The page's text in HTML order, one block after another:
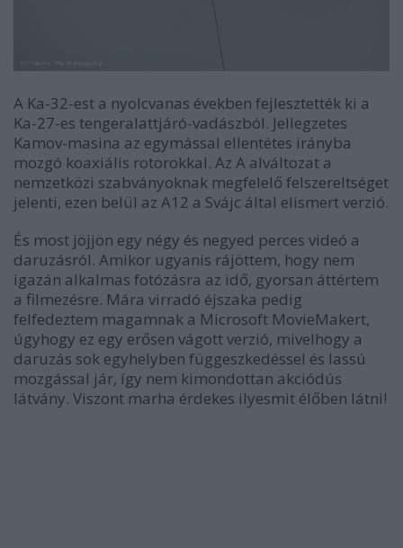
A Ka-32-est a nyolcvanas években fejlesztették ki a
Ka-27-es tengeralattjáró-vadászból. Jellegzetes
Kamov-masina az egymással ellentétes irányba
mozgó koaxiális rotorokkal. Az A alváltozat a
nemzetközi szabványoknak megfelelő felszereltséget
jelenti, ezen belül az A12 a Svájc által elismert verzió.
És most jöjjön egy négy és negyed perces videó a
daruzásról. Amikor ugyanis rájöttem, hogy nem
igazán alkalmas fotózásra az idő, gyorsan áttértem
a filmezésre. Mára virradó éjszaka pedig
felfedeztem magamnak a Microsoft MovieMakert,
úgyhogy ez egy erősen vágott verzió, mivelhogy a
daruzás sok egyhelyben függeszkedéssel és lassú
mozgással jár, így nem kimondottan akciódús
látvány. Viszont marha érdekes ilyesmit élőben látni!